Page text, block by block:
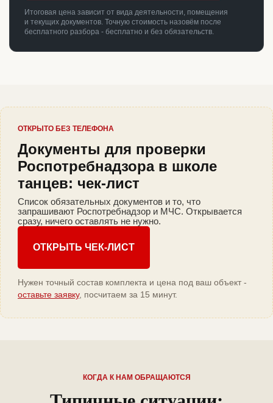
Итоговая цена зависит от вида деятельности, помещения
и текущих документов. Точную стоимость назовём после
бесплатного разбора - бесплатно и без обязательств.
ОТКРЫТО БЕЗ ТЕЛЕФОНА
Документы для проверки
Роспотребнадзора в школе
танцев: чек-лист
Список обязательных документов и то, что
запрашивают Роспотребнадзор и МЧС. Открывается
сразу, ничего оставлять не нужно.
ОТКРЫТЬ ЧЕК-ЛИСТ
Нужен точный состав комплекта и цена под ваш объект -
оставьте заявку, посчитаем за 15 минут.
КОГДА К НАМ ОБРАЩАЮТСЯ